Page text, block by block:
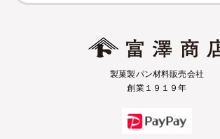
製菓製パン材料販売会社
創業１９１９年